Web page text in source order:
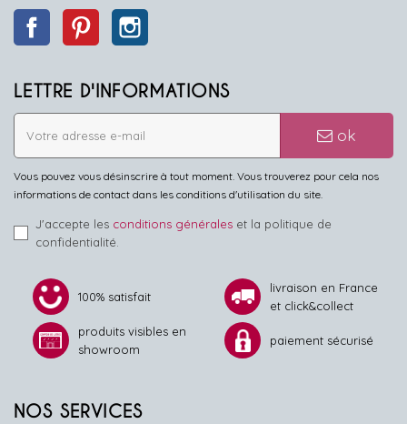
Facebook Pinterest
LETTRE D'INFORMATIONS
ok
Vous pouvez vous désinscrire à tout moment. Vous trouverez pour cela nos
informations de contact dans les conditions d'utilisation du site.
J'accepte les conditions générales et la politique de
confidentialité.
100% satisfait
livraison en France
et click&collect
produits visibles en
showroom
paiement sécurisé
NOS SERVICES